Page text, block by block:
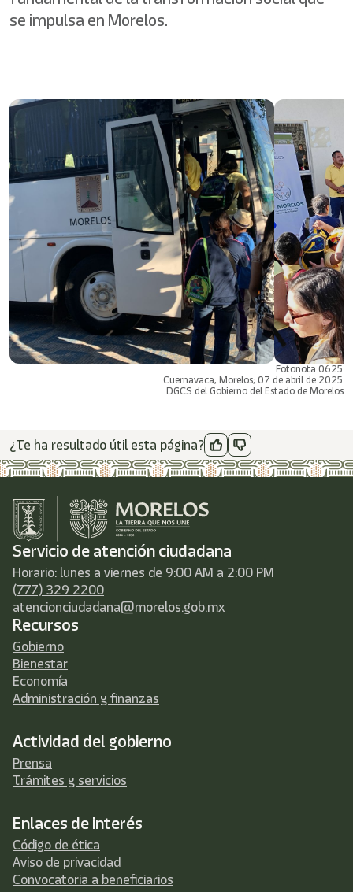
se impulsa en Morelos.
Fotonota 0625
Cuernavaca, Morelos; 07 de abril de 2025
DGCS del Gobierno del Estado de Morelos
¿Te ha resultado útil esta página?
Servicio de atención ciudadana
Horario: lunes a viernes de 9:00 AM a 2:00 PM
(777) 329 2200
atencionciudadana@morelos.gob.mx
Recursos
Gobierno
Bienestar
Economía
Administración y finanzas
Actividad del gobierno
Prensa
Trámites y servicios
Enlaces de interés
Código de ética
Aviso de privacidad
Convocatoria a beneficiarios